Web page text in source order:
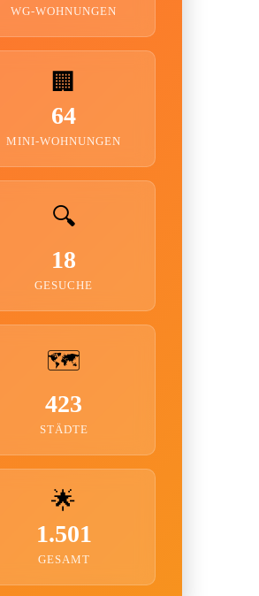
WG-WOHNUNGEN
🏢
64
MINI-WOHNUNGEN
🔍
18
GESUCHE
🗺️
423
STÄDTE
🌟
1.501
GESAMT